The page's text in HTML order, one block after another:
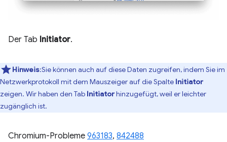
Der Tab Initiator.
Hinweis:Sie können auch auf diese Daten zugreifen, indem Sie im
Netzwerkprotokoll mit dem Mauszeiger auf die Spalte Initiator
zeigen. Wir haben den Tab Initiatorhinzugefügt, weil er leichter
zugänglich ist.
Chromium-Probleme 963183, 842488